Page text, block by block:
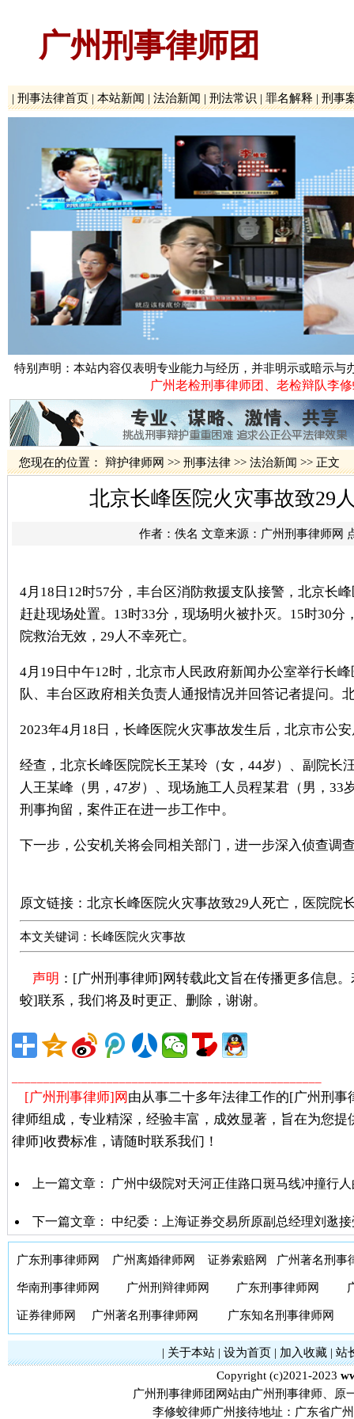
广州刑事律师团
| 刑事法律首页 | 本站新闻 | 法治新闻 | 刑法常识 | 罪名解释 | 刑事
特别声明：本站内容仅表明专业能力与经历，并非明示或暗示
广州老检刑事律师团、老检辩队李
您现在的位置： 辩护律师网 >> 刑事法律 >> 法治新闻 >> 正文
北京长峰医院火灾事故致29
作者：佚名 文章来源： 广州刑事律师网
4月18日12时57分，丰台区消防救援支队接警，北京长
赶赴现场处置。13时33分，现场明火被扑灭。15时30
院救治无效，29人不幸死亡。
4月19日中午12时，北京市人民政府新闻办公室举行长
队、丰台区政府相关负责人通报情况并回答记者提问。
2023年4月18日，长峰医院火灾事故发生后，北京市公
经查，北京长峰医院院长王某玲（女，44岁）、副院长
人王某峰（男，47岁）、现场施工人员程某君（男，
刑事拘留，案件正在进一步工作中。
下一步，公安机关将会同相关部门，进一步深入侦查调
原文链接： 北京长峰医院火灾事故致29人死亡，医院院
本文关键词：长峰医院火灾事故
声明 ：[广州刑事律师]网转载此文旨在传播更多信息
蛟]联系，我们将及时更正、删除，谢谢。
[广州刑事律师]网 由从事二十多年法律工作的[广州刑
律师组成，专业精深，经验丰富，成效显著，旨在为您
律师]收费标准，请随时联系我们！
上一篇文章： 广州中级院对天河正佳路口斑马线冲撞行
下一篇文章： 中纪委：上海证券交易所原副总经理刘逖
广东刑事律师网 广州离婚律师网 证券索赔网 广州著名刑事
华南刑事律师网 广州刑辩律师网 广东刑事律师网
证券律师网 广州著名刑事律师网 广东知名刑事律师网
| 关于本站| 设为首页| 加入收藏| 站
Copyright (c)2021-2023
广州刑事律师团网站由广州刑事律师、原
李修蛟律师广州接待地址：广东省广